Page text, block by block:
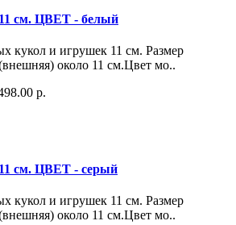
см. ЦВЕТ - белый
кукол и игрушек 11 см. Размер
около 11 см.Цвет мо..
р.
см. ЦВЕТ - серый
кукол и игрушек 11 см. Размер
около 11 см.Цвет мо..